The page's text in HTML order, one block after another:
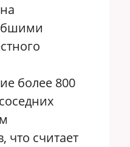
более 800
что считает